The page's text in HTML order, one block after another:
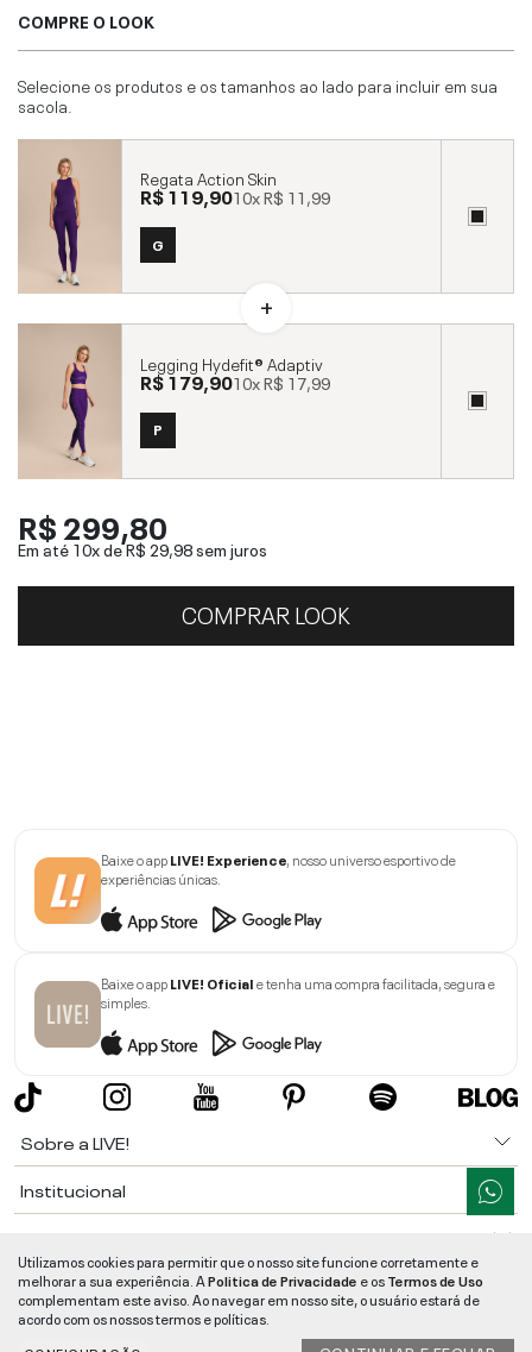
COMPRE O LOOK
Selecione os produtos e os tamanhos ao lado para incluir em sua
sacola.
Regata Action Skin
R$ 119,9010xR$ 11,99
G
Legging Hydefit® Adaptiv
R$ 179,9010xR$ 17,99
P
R$ 299,80
Em até 10x deR$ 29,98sem juros
COMPRAR LOOK
Baixe o appLIVE! Experience , nosso universo esportivo de
experiências únicas.
Baixe o appLIVE! Oficiale tenha uma compra facilitada, segura e
simples.
Sobre a LIVE!
Institucional
Ajuda
Segurança e Qualidade
Utilizamos cookies para permitir que o nosso site funcione corretamente e
melhorar a sua experiência. APolitica de Privacidade e osTermos de Uso
complementam este aviso. Ao navegar em nosso site, o usuário estará de
acordo com os nossos termos e políticas.